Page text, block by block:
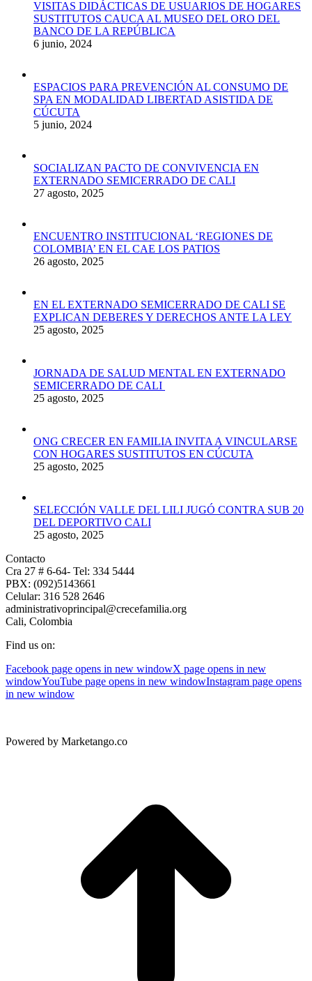
VISITAS DIDÁCTICAS DE USUARIOS DE HOGARES
SUSTITUTOS CAUCA AL MUSEO DEL ORO DEL
BANCO DE LA REPÚBLICA
6 junio, 2024
ESPACIOS PARA PREVENCIÓN AL CONSUMO DE
SPA EN MODALIDAD LIBERTAD ASISTIDA DE
CÚCUTA
5 junio, 2024
SOCIALIZAN PACTO DE CONVIVENCIA EN
EXTERNADO SEMICERRADO DE CALI
27 agosto, 2025
ENCUENTRO INSTITUCIONAL ‘REGIONES DE
COLOMBIA’ EN EL CAE LOS PATIOS
26 agosto, 2025
EN EL EXTERNADO SEMICERRADO DE CALI SE
EXPLICAN DEBERES Y DERECHOS ANTE LA LEY
25 agosto, 2025
JORNADA DE SALUD MENTAL EN EXTERNADO
SEMICERRADO DE CALI
25 agosto, 2025
ONG CRECER EN FAMILIA INVITA A VINCULARSE
CON HOGARES SUSTITUTOS EN CÚCUTA
25 agosto, 2025
SELECCIÓN VALLE DEL LILI JUGÓ CONTRA SUB 20
DEL DEPORTIVO CALI
25 agosto, 2025
Contacto
Cra 27 # 6-64- Tel: 334 5444
PBX: (092)5143661
Celular: 316 528 2646
administrativoprincipal@crecefamilia.org
Cali, Colombia
Find us on:
Facebook page opens in new windowX page opens in new
windowYouTube page opens in new windowInstagram page opens
in new window
Powered by Marketango.co